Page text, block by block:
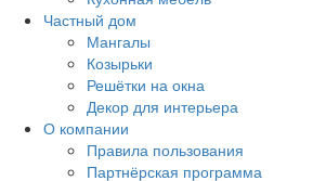
Частный дом
Мангалы
Козырьки
Решётки на окна
Декор для интерьера
О компании
Правила пользования
Партнёрская программа